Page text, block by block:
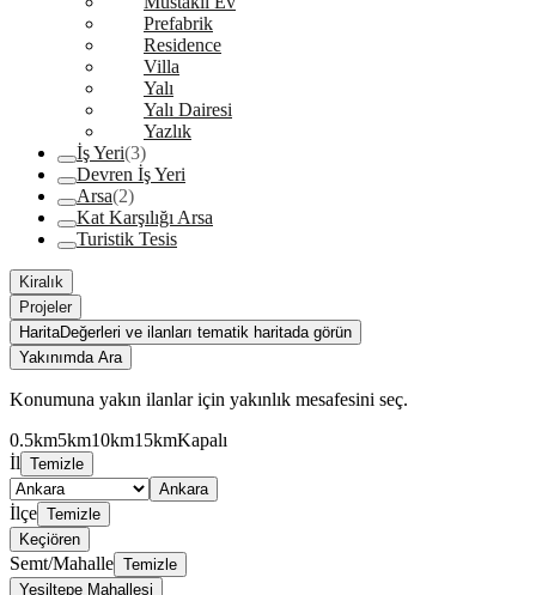
Prefabrik
Residence
Villa
Yalı
Yalı Dairesi
Yazlık
İş Yeri(3)
Devren İş Yeri
Arsa(2)
Kat Karşılığı Arsa
Turistik Tesis
Kiralık
Projeler
HaritaDeğerleri ve ilanları tematik haritada görün
Yakınımda Ara
Konumuna yakın ilanlar için yakınlık mesafesini seç.
0.5km5km10km15kmKapalı
İl Temizle
Ankara
İlçe Temizle
Keçiören
Semt/Mahalle Temizle
Yeşiltepe Mahallesi